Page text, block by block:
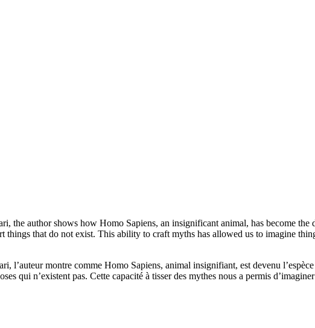
the author shows how Homo Sapiens, an insignificant animal, has become the
things that do not exist. This ability to craft myths has allowed us to imagine
l’auteur montre comme Homo Sapiens, animal insignifiant, est devenu
qui n’existent pas. Cette capacité à tisser des mythes nous a permis